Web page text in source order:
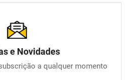
e Novidades
a qualquer momento